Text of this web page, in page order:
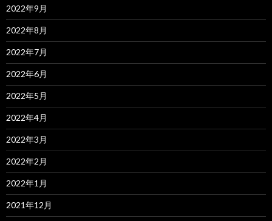
2022年9月
2022年8月
2022年7月
2022年6月
2022年5月
2022年4月
2022年3月
2022年2月
2022年1月
2021年12月